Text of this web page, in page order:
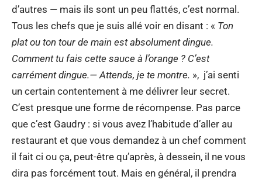
d’autres — mais ils sont un peu flattés, c’est normal.
Tous les chefs que je suis allé voir en disant : « Ton
plat ou ton tour de main est absolument dingue.
Comment tu fais cette sauce à l’orange ? C’est
carrément dingue.— Attends, je te montre. », j’ai senti
un certain contentement à me délivrer leur secret.
C’est presque une forme de récompense. Pas parce
que c’est Gaudry : si vous avez l’habitude d’aller au
restaurant et que vous demandez à un chef comment
il fait ci ou ça, peut-être qu’après, à dessein, il ne vous
dira pas forcément tout. Mais en général, il prendra